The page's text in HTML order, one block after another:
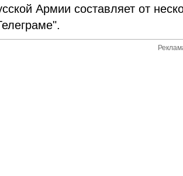
Армии составляет от